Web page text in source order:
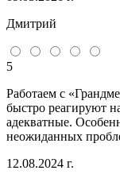
Дмитрий
5
Работаем с
быстро реагируют
адекватные.
неожиданных
12.08.2024 г.